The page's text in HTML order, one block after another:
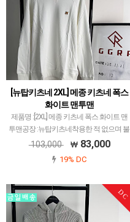
[뉴탑키츠네 2XL] 메종 키츠네 폭스
화이트 맨투맨
제품명 :[2XL] 메종 키츠네 폭스 화이트 맨
투맨공장 :뉴탑키츠네착용한 적 없으며 불
량 하자없이 깔끔함 유지되고 있습니다.한
즈는2XL기장76 가슴 단면62 어깨~소매
103,000 83,000
19% DC
DC